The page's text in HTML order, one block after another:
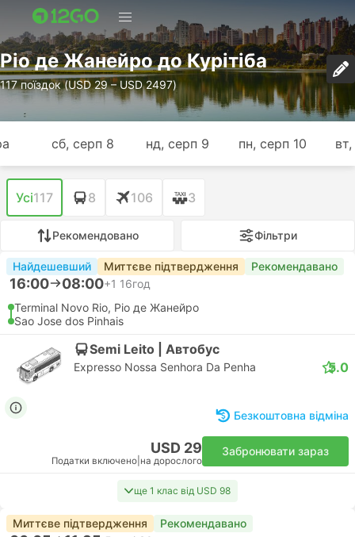
Ріо де Жанейро до Курітіба
117 поїздок (USD 29 – USD 2497)
сб, серп 8 нд, серп 9 пн, серп 10
Усі117 8 106 3
Рекомендовано Фільтри
Найдешевший Миттєве підтвердження Рекомендавано
16:00 08:00+1 16год
Terminal Novo Rio, Ріо де Жанейро
Sao Jose dos Pinhais
Semi Leito | Автобус
Expresso Nossa Senhora Da Penha 5.0
Безкоштовна відміна
USD 29
Податки включено на дорослого
Забронювати зараз
ще 1 клас від USD 98
Миттєве підтвердження Рекомендавано